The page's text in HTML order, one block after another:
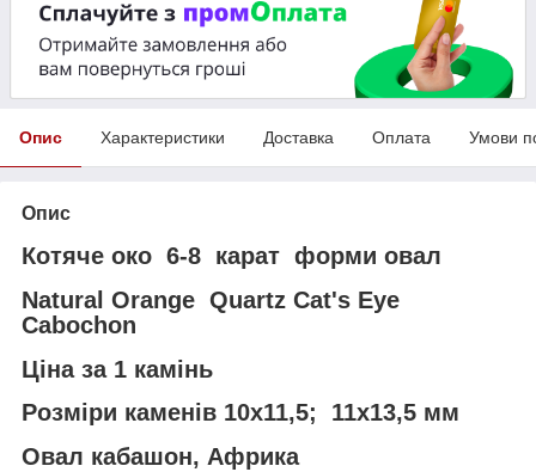
Опис Характеристики Доставка Оплата Умови
Опис
Котяче око 6-8 карат форми овал
Natural Orange Quartz Cat's Eye
Cabochon
Ціна за 1 камінь
Розміри каменів 10х11,5; 11х13,5 мм
Овал кабашон, Африка